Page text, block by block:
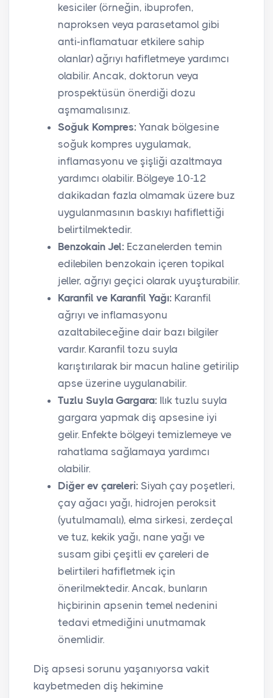
kesiciler (örneğin, ibuprofen,
naproksen veya parasetamol gibi
anti-inflamatuar etkilere sahip
olanlar) ağrıyı hafifletmeye yardımcı
olabilir. Ancak, doktorun veya
prospektüsün önerdiği dozu
aşmamalısınız.
Soğuk Kompres: Yanak bölgesine
soğuk kompres uygulamak,
inflamasyonu ve şişliği azaltmaya
yardımcı olabilir. Bölgeye 10-12
dakikadan fazla olmamak üzere buz
uygulanmasının baskıyı hafiflettiği
belirtilmektedir.
Benzokain Jel: Eczanelerden temin
edilebilen benzokain içeren topikal
jeller, ağrıyı geçici olarak uyuşturabilir.
Karanfil ve Karanfil Yağı: Karanfil
ağrıyı ve inflamasyonu
azaltabileceğine dair bazı bilgiler
vardır. Karanfil tozu suyla
karıştırılarak bir macun haline getirilip
apse üzerine uygulanabilir.
Tuzlu Suyla Gargara: Ilık tuzlu suyla
gargara yapmak diş apsesine iyi
gelir. Enfekte bölgeyi temizlemeye ve
rahatlama sağlamaya yardımcı
olabilir.
Diğer ev çareleri: Siyah çay poşetleri,
çay ağacı yağı, hidrojen peroksit
(yutulmamalı), elma sirkesi, zerdeçal
ve tuz, kekik yağı, nane yağı ve
susam gibi çeşitli ev çareleri de
belirtileri hafifletmek için
önerilmektedir. Ancak, bunların
hiçbirinin apsenin temel nedenini
tedavi etmediğini unutmamak
önemlidir.
Diş apsesi sorunu yaşanıyorsa vakit
kaybetmeden diş hekimine